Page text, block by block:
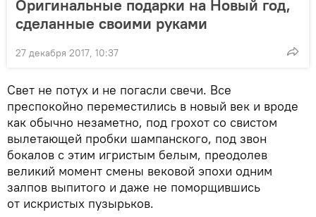
Оригинальные подарки на Новый год,
сделанные своими руками
27 декабря 2017, 10:37
Свет не потух и не погасли свечи. Все
преспокойно переместились в новый век и вроде
как обычно незаметно, под грохот со свистом
вылетающей пробки шампанского, под звон
бокалов с этим игристым белым, преодолев
великий момент смены вековой эпохи одним
залпов выпитого и даже не поморщившись
от искристых пузырьков.